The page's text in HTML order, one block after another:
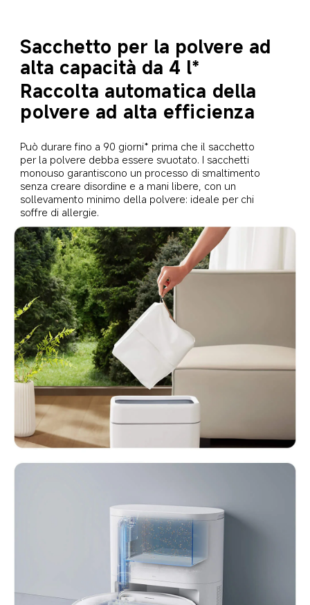
Sacchetto per la polvere ad
alta capacità da 4 l*
Raccolta automatica della
polvere ad alta efficienza
Può durare fino a 90 giorni* prima che il sacchetto
per la polvere debba essere svuotato. I sacchetti
monouso garantiscono un processo di smaltimento
senza creare disordine e a mani libere, con un
sollevamento minimo della polvere: ideale per chi
soffre di allergie.